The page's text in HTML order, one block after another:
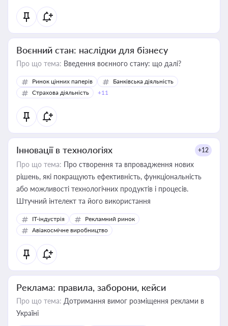
Воєнний стан: наслідки для бізнесу
Про що тема: Введення воєнного стану: що далі?
Ринок цінних паперів
Банківська діяльність
Страхова діяльність
+11
Інновації в технологіях +12
Про що тема: Про створення та впровадження нових
рішень, які покращують ефективність, функціональність
або можливості технологічних продуктів і процесів.
Штучний інтелект та його використання
IT-індустрія
Рекламний ринок
Авіакосмічне виробництво
Реклама: правила, заборони, кейси
Про що тема: Дотримання вимог розміщення реклами в
Україні